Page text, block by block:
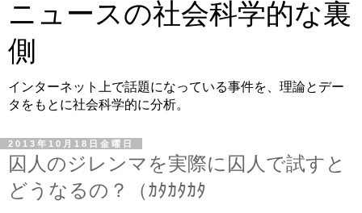
ニュースの社会科学的な裏
側
インターネット上で話題になっている事件を、理論とデー
タをもとに社会科学的に分析。
2013年10月18日金曜日
囚人のジレンマを実際に囚人で試すと
どうなるの？（ｶﾀｶﾀｶﾀ